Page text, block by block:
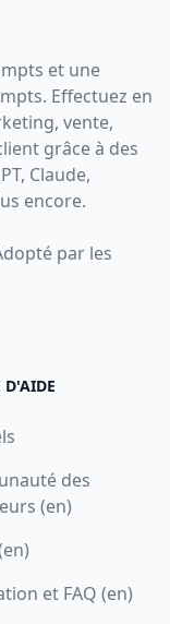
et une
Effectuez en
vente,
grâce à des
Claude,
encore.
par les
D'AIDE
des
(en)
et FAQ (en)